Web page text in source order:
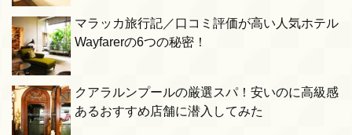
マラッカ旅行記／口コミ評価が高い人気ホテル
Wayfarerの6つの秘密！
クアラルンプールの厳選スパ！安いのに高級感
あるおすすめ店舗に潜入してみた